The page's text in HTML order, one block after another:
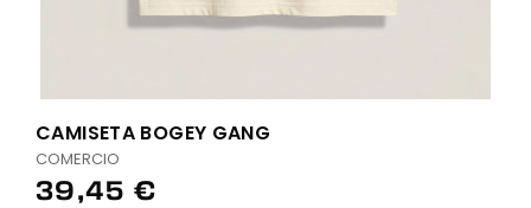
CAMISETA BOGEY GANG
COMERCIO
39,45 €